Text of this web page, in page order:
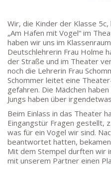
Wir, die Kinder der Klasse
„Am Hafen mit Vogel“ im
haben wir uns im
Deutschlehrerin Frau Holme
der Straße und im Theater
noch die Lehrerin Frau
Schommer leitet eine
gefahren. Die Mädchen
Jungs haben über
Beim Einlass in das Theater
Eingangstür Fragen gestellt,
was für ein Vogel wir sind.
beantwortet hatten,
Mit dem Stempel durften wir
mit unserem Partner einen
poststelle.goethe-
60325
Melanie Jakob,
Mo – DO:
Fr: 9:30
TEL: